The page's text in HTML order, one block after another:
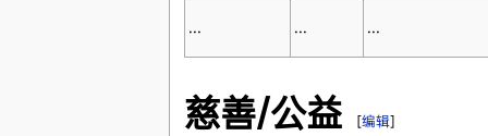
... ... ...
慈善/公益 [编辑]